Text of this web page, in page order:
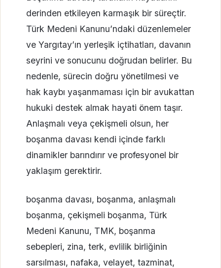
derinden etkileyen karmaşık bir süreçtir.
Türk Medeni Kanunu’ndaki düzenlemeler
ve Yargıtay’ın yerleşik içtihatları, davanın
seyrini ve sonucunu doğrudan belirler. Bu
nedenle, sürecin doğru yönetilmesi ve
hak kaybı yaşanmaması için bir avukattan
hukuki destek almak hayati önem taşır.
Anlaşmalı veya çekişmeli olsun, her
boşanma davası kendi içinde farklı
dinamikler barındırır ve profesyonel bir
yaklaşım gerektirir.
boşanma davası, boşanma, anlaşmalı
boşanma, çekişmeli boşanma, Türk
Medeni Kanunu, TMK, boşanma
sebepleri, zina, terk, evlilik birliğinin
sarsılması, nafaka, velayet, tazminat,